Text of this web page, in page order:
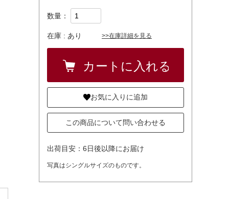
数量：
在庫 : あり >>在庫詳細を見る
お気に入りに追加
この商品について問い合わせる
出荷目安：6日後以降にお届け
写真はシングルサイズのものです。